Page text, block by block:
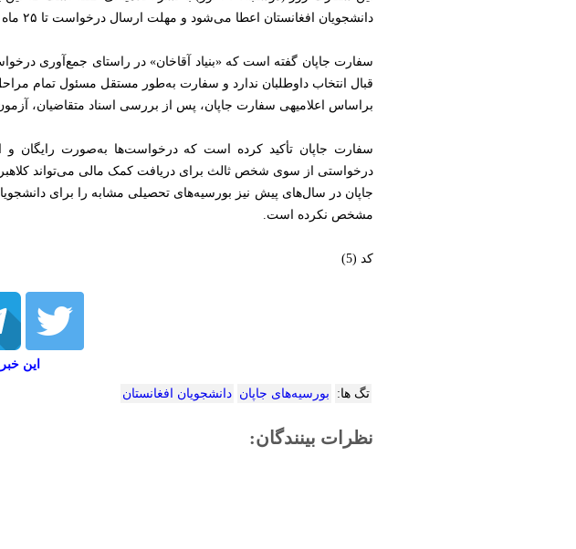
دانشجویان افغانستان اعطا می‌شود و مهلت ارسال درخواست تا ۲۵ ماه جاری میلادی است.
سفارت جاپان گفته است که «بنیاد آقاخان» در راستای جمع‌آوری
قبال انتخاب داوطلبان ندارد و سفارت به‌طور مستقل مسئول تمام
براساس اعلامیه‎ی سفارت جاپان، پس از بررسی اسناد متقاضیان، آزمون کتبی در ۱۸ جون و مصاحبه در ماه جولای در کابل برگزار می‌شود.
سفارت جاپان تأکید کرده است که درخواست‌ها به‌صورت رایگان
درخواستی از سوی شخص ثالث برای دریافت کمک مالی می‌تواند
جاپان در سال‌های پیش نیز بورسیه‌های تحصیلی مشابه را برای
مشخص نکرده است.
کد (5)
این
تگ ها: بورسیه‌های جاپان دانشجویان افغانستان
نظرات بینندگان: